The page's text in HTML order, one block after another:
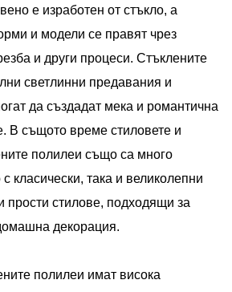
е изработен от стъкло, а
и модели се правят чрез
и други процеси. Стъклените
светлинни предавания и
да създадат мека и романтична
В същото време стиловете и
полилеи също са много
класически, така и великолепни
прости стилове, подходящи за
декорация.
полилеи имат висока